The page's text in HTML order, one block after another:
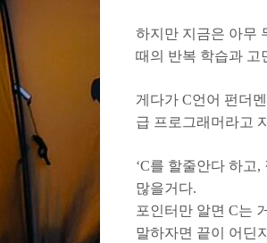
하지만 지금은 아무
때의 반복 학습과 고
게다가 C언어 펀더
급 프로그래머라고
‘C를 할줄안다 하고
많을거다.
포인터만 알면 C는
말하자면 끝이 어딘